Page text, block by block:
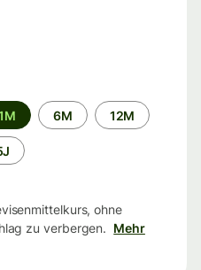
6M 12M
ohne
zu verbergen. Mehr